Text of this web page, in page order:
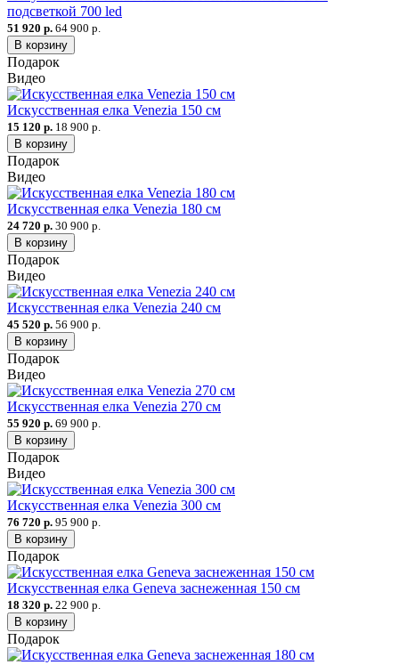
подсветкой 700 led
51 920 р. 64 900 р.
В корзину
Подарок
Видео
Искусственная елка Venezia 150 см
15 120 р. 18 900 р.
В корзину
Подарок
Видео
Искусственная елка Venezia 180 см
24 720 р. 30 900 р.
В корзину
Подарок
Видео
Искусственная елка Venezia 240 см
45 520 р. 56 900 р.
В корзину
Подарок
Видео
Искусственная елка Venezia 270 см
55 920 р. 69 900 р.
В корзину
Подарок
Видео
Искусственная елка Venezia 300 см
76 720 р. 95 900 р.
В корзину
Подарок
Искусственная елка Geneva заснеженная 150 см
18 320 р. 22 900 р.
В корзину
Подарок